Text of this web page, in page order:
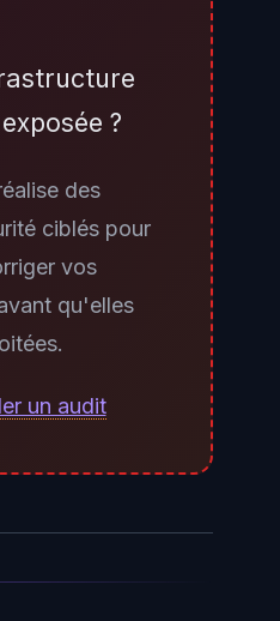
Vérifiez vos
runs du 11 mai
et 21h00 UTC.
environnements
et procédez à
?
des
ciblés pour
vos
qu'elles
un audit